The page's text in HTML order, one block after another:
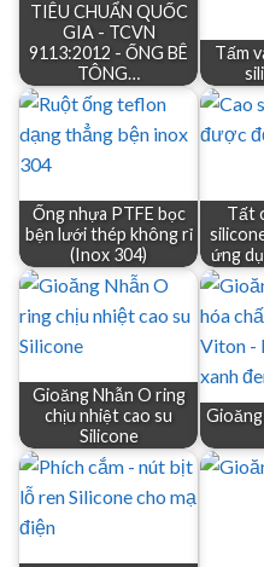
TIÊU CHUẨN QUỐC
GIA - TCVN
9113:2012 - ỐNG BÊ
TÔNG…
Tấm
Ống nhựa PTFE bọc
bện lưới thép không rỉ
(Inox 304)
Tất
ứng
Gioăng Nhẫn O ring
chịu nhiệt cao su
Silicone